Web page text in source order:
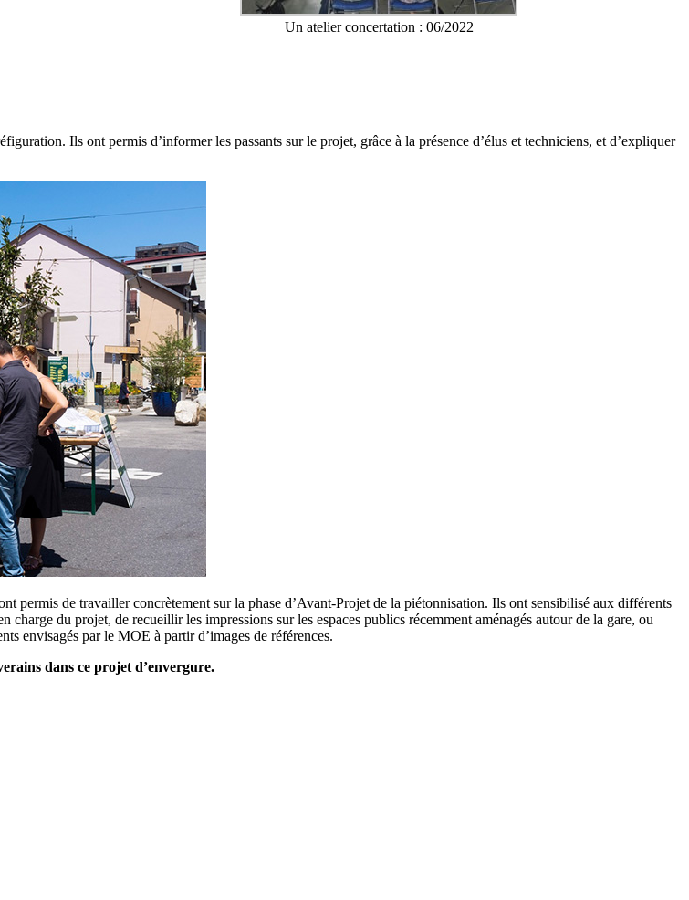
Un atelier concertation : 06/2022
Ils ont permis d’informer les passants sur le projet, grâce à la présence d’élus et techniciens, et d’expliquer
permis de travailler concrètement sur la phase d’Avant-Projet de la piétonnisation. Ils ont sensibilisé aux différents
du projet, de recueillir les impressions sur les espaces publics récemment aménagés autour de la gare, ou
envisagés par le MOE à partir d’images de références.
dans ce projet d’envergure.